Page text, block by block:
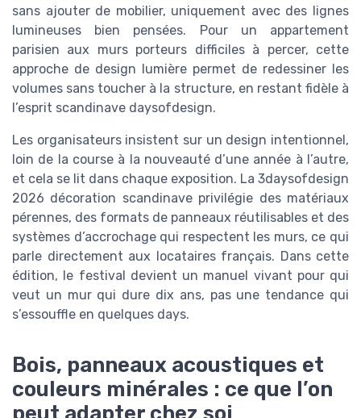
sans ajouter de mobilier, uniquement avec des lignes
lumineuses bien pensées. Pour un appartement
parisien aux murs porteurs difficiles à percer, cette
approche de design lumière permet de redessiner les
volumes sans toucher à la structure, en restant fidèle à
l’esprit scandinave daysofdesign.
Les organisateurs insistent sur un design intentionnel,
loin de la course à la nouveauté d’une année à l’autre,
et cela se lit dans chaque exposition. La 3daysofdesign
2026 décoration scandinave privilégie des matériaux
pérennes, des formats de panneaux réutilisables et des
systèmes d’accrochage qui respectent les murs, ce qui
parle directement aux locataires français. Dans cette
édition, le festival devient un manuel vivant pour qui
veut un mur qui dure dix ans, pas une tendance qui
s’essouffle en quelques days.
Bois, panneaux acoustiques et
couleurs minérales : ce que l’on